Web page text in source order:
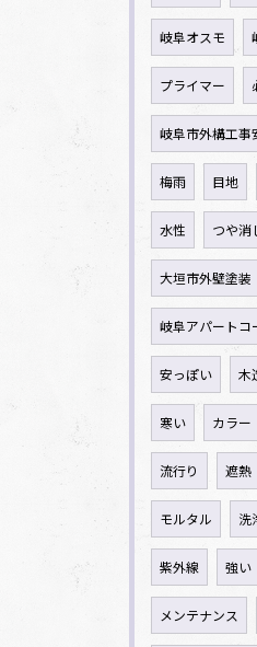
岐阜オスモ
プライマー
岐阜市外構工事
梅雨 目地
水性 つや消
大垣市外壁塗装
岐阜アパートコ
安っぽい 木
寒い カラー
流行り 遮熱
モルタル 洗
紫外線 強い
メンテナンス